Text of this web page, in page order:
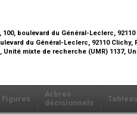
boulevard du Général-Leclerc, 92110
du Général-Leclerc, 92110 Clichy,
mixte de recherche (UMR) 1137,
Figures
Arbres
décisionnels